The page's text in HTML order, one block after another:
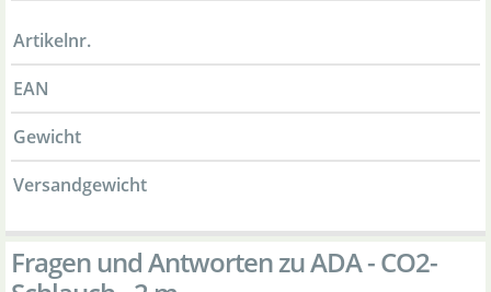
Artikelnr.
EAN
Gewicht
Versandgewicht
Fragen und Antworten zu ADA - CO2-